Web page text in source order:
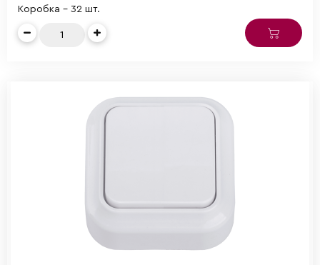
Коробка - 32 шт.